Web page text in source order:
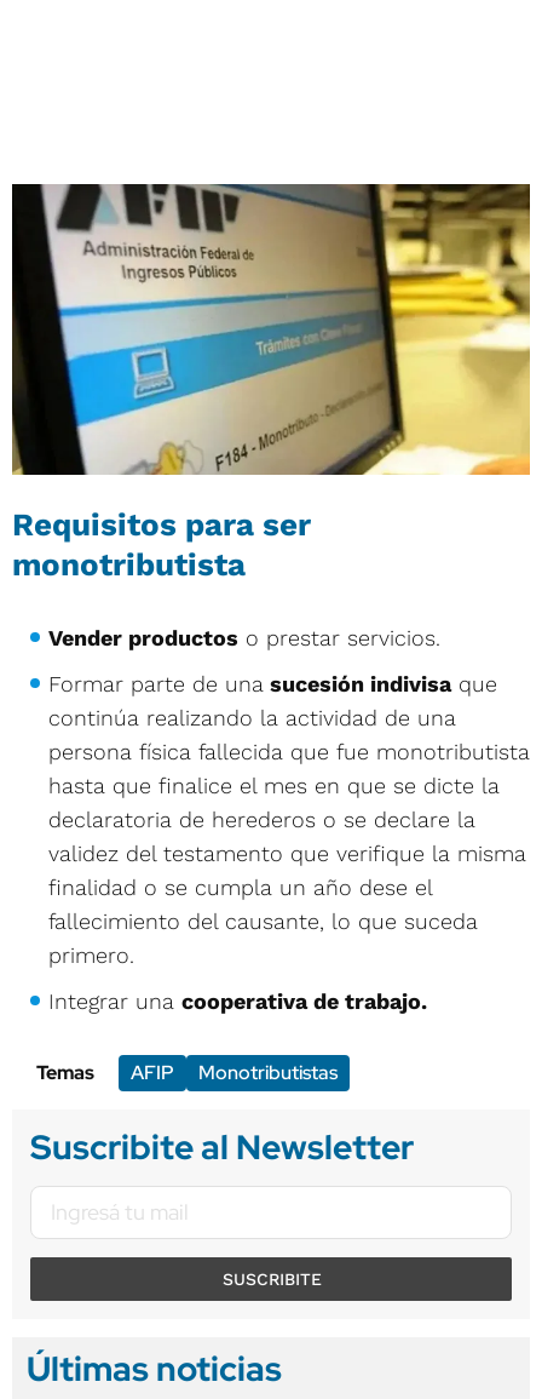
Requisitos para ser
monotributista
Vender productos o prestar servicios.
Formar parte de una sucesión indivisaque
continúa realizando la actividad de una
persona física fallecida que fue monotributista
hasta que finalice el mes en que se dicte la
declaratoria de herederos o se declare la
validez del testamento que verifique la misma
finalidad o se cumpla un año dese el
fallecimiento del causante, lo que suceda
primero.
Integrar una cooperativa de trabajo.
Temas AFIP Monotributistas
Suscribite al Newsletter
SUSCRIBITE
Últimas noticias